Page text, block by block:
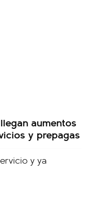
aumentos
y prepagas